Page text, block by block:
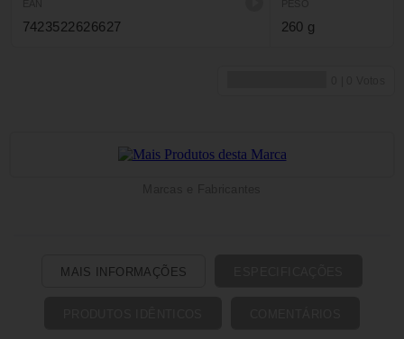
7423522626627 260 g
MAIS INFORMAÇÕES